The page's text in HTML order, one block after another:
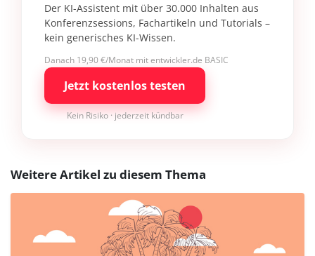
Der KI-Assistent mit über 30.000 Inhalten aus
Konferenzsessions, Fachartikeln und Tutorials –
kein generisches KI-Wissen.
Danach 19,90 €/Monat mit entwickler.de BASIC
Jetzt kostenlos testen
Kein Risiko · jederzeit kündbar
Weitere Artikel zu diesem Thema